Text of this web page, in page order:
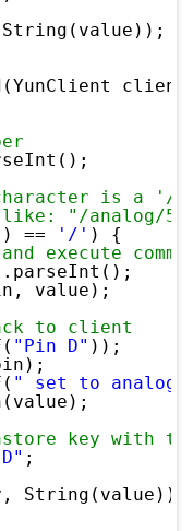
is a '/' it
"/analog/5/
== '/' ) {
execute
value);
to client
"Pin D" ));
" set to analog
key with
;
String(value));